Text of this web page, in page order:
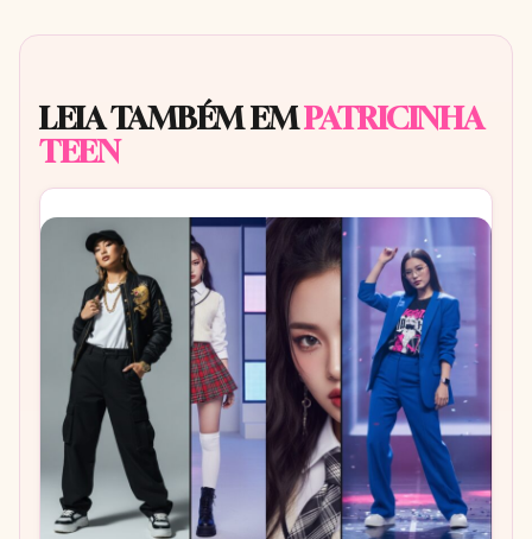
LEIA TAMBÉM EMPATRICINHA
TEEN